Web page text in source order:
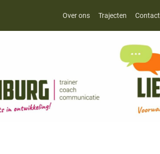
Over ons Trajecten Contact